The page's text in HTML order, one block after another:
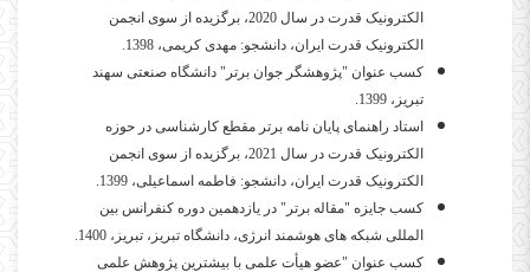
الکترونیک قدرت در سال 2020، برگزیده از سوی انجمن
الکترونیک قدرت ایران، دانشجو: مهدی کریمی، 1398.
کسب عنوان "پژوهشگر جوان برتر" دانشگاه صنعتی سهند
تبریز، 1399.
استاد راهنمای پایان نامه برتر مقطع کارشناسی در حوزه
الکترونیک قدرت در سال 2021، برگزیده از سوی انجمن
الکترونیک قدرت ایران، دانشجو: فاطمه اسماعیلی، 1399.
کسب جایزه "مقاله برتر" در یازدهمین دوره کنفرانس بین
المللی شبکه های هوشمند انرژی، دانشگاه تبریز، تبریز، 1400.
کسب عنوان "عضو هیأت علمی با بیشترین پژوهش علمی